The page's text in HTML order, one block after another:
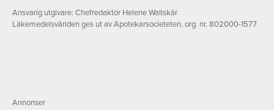
Ansvarig utgivare: Chefredaktör Helene Wallskär
Läkemedelsvärlden ges ut av Apotekarsocieteten, org. nr. 802000-1577
Annonser